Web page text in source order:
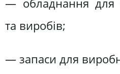
— обладнання для
та виробів;
— запаси для